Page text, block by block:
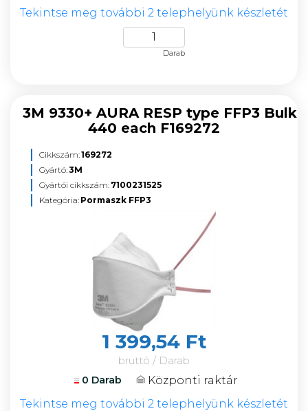
Tekintse meg további 2 telephelyünk készletét
Darab
3M 9330+ AURA RESP type FFP3 Bulk
440 each F169272
Cikkszám:169272
Gyártó:3M
Gyártói cikkszám: 7100231525
Kategória: Pormaszk FFP3
1 399,54 Ft
bruttó / Darab
0 Darab
Központi raktár
Tekintse meg további 2 telephelyünk készletét